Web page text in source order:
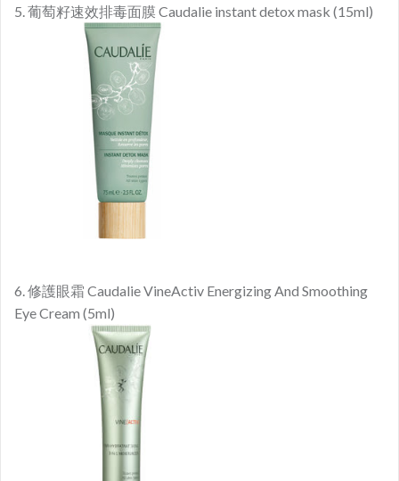
5. 葡萄籽速效排毒面膜 Caudalie instant detox mask (15ml)
6. 修護眼霜 Caudalie VineActiv Energizing And Smoothing
Eye Cream (5ml)